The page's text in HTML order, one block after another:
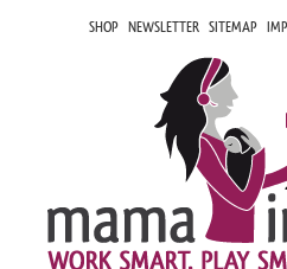
SHOP NEWSLETTER SITEMAP